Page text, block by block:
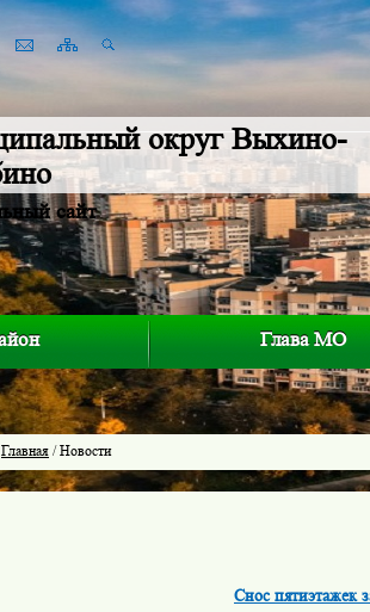
округ Выхино-
сайт
Глава МО
Главная / Новости
Снос пятиэтажек